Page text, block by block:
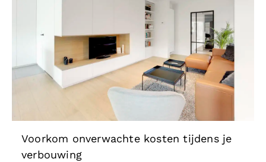
Voorkom onverwachte kosten tijdens je
verbouwing